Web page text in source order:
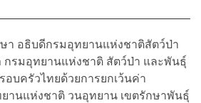
า อธิบดีกรมอุทยานแห่งชาติสัตว์ป่า
กรมอุทยานแห่งชาติ สัตว์ป่า และพันธุ์
บครัวไทยด้วยการยกเว้นค่า
านแห่งชาติ วนอุทยาน เขตรักษาพันธุ์